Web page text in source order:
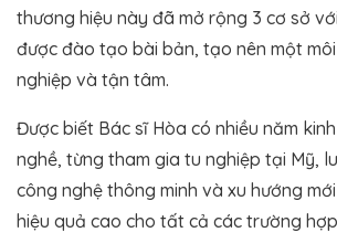
thương hiệu này đã mở rộng 3 cơ sở
được đào tạo bài bản, tạo nên một
nghiệp và tận tâm.
Được biết Bác sĩ Hòa có nhiều năm
nghề, từng tham gia tu nghiệp tại Mỹ,
công nghệ thông minh và xu hướng
hiệu quả cao cho tất cả các trường